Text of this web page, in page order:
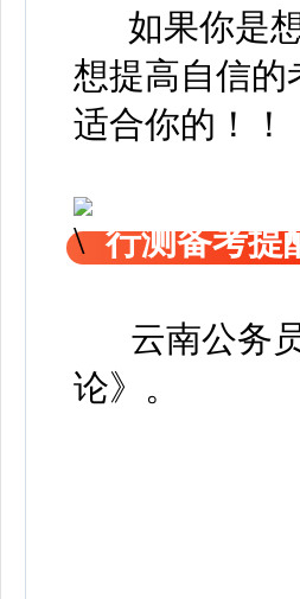
如果你是
想提高自信的
适合你的！！
行测备考提
云南公务员
论》 。